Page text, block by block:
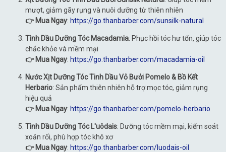
mượt, giảm gãy rụng và nuôi dưỡng từ thiên nhiên
👉 Mua Ngay: https://go.thanbarber.com/sunsilk-natural
Tinh Dầu Dưỡng Tóc Macadamia: Phục hồi tóc hư tổn, giúp tóc
chắc khỏe và mềm mại
👉 Mua Ngay: https://go.thanbarber.com/macadamia-oil
Nước Xịt Dưỡng Tóc Tinh Dầu Vỏ Bưởi Pomelo & Bồ Kết
Herbario: Sản phẩm thiên nhiên hỗ trợ mọc tóc, giảm rụng
hiệu quả
👉 Mua Ngay: https://go.thanbarber.com/pomelo-herbario
Tinh Dầu Dưỡng Tóc L'uôdais: Dưỡng tóc mềm mại, kiểm soát
xoăn rối, phù hợp tóc khô xơ
👉 Mua Ngay: https://go.thanbarber.com/luodais-oil